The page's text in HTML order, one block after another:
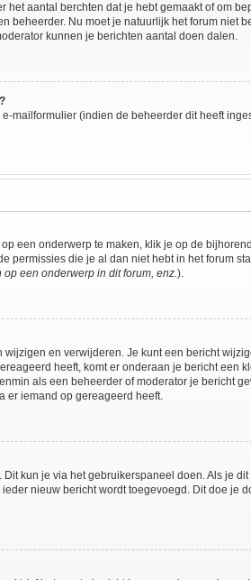
aantal berchten dat je hebt gemaakt of om
Nu moet je natuurlijk het forum niet
kunnen je berichten aantal doen dalen.
(indien de beheerder dit heeft
een onderwerp te maken, klik je op de
permissies die je al dan niet hebt in het forum
een onderwerp in dit forum, enz.).
en verwijderen. Je kunt een bericht
heeft, komt er onderaan je bericht een
als een beheerder of moderator je bericht
er iemand op gereageerd heeft.
kun je via het gebruikerspaneel doen. Als je
nieuw bericht wordt toegevoegd. Dit doe